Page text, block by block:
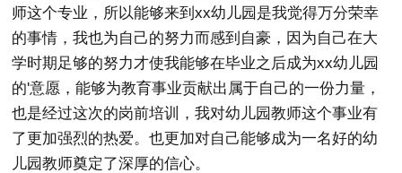
师这个专业，所以能够来到xx幼儿园是我觉得万分荣幸
的事情，我也为自己的努力而感到自豪，因为自己在大
学时期足够的努力才使我能够在毕业之后成为xx幼儿园
的'意愿，能够为教育事业贡献出属于自己的一份力量，
也是经过这次的岗前培训，我对幼儿园教师这个事业有
了更加强烈的热爱。也更加对自己能够成为一名好的幼
儿园教师奠定了深厚的信心。